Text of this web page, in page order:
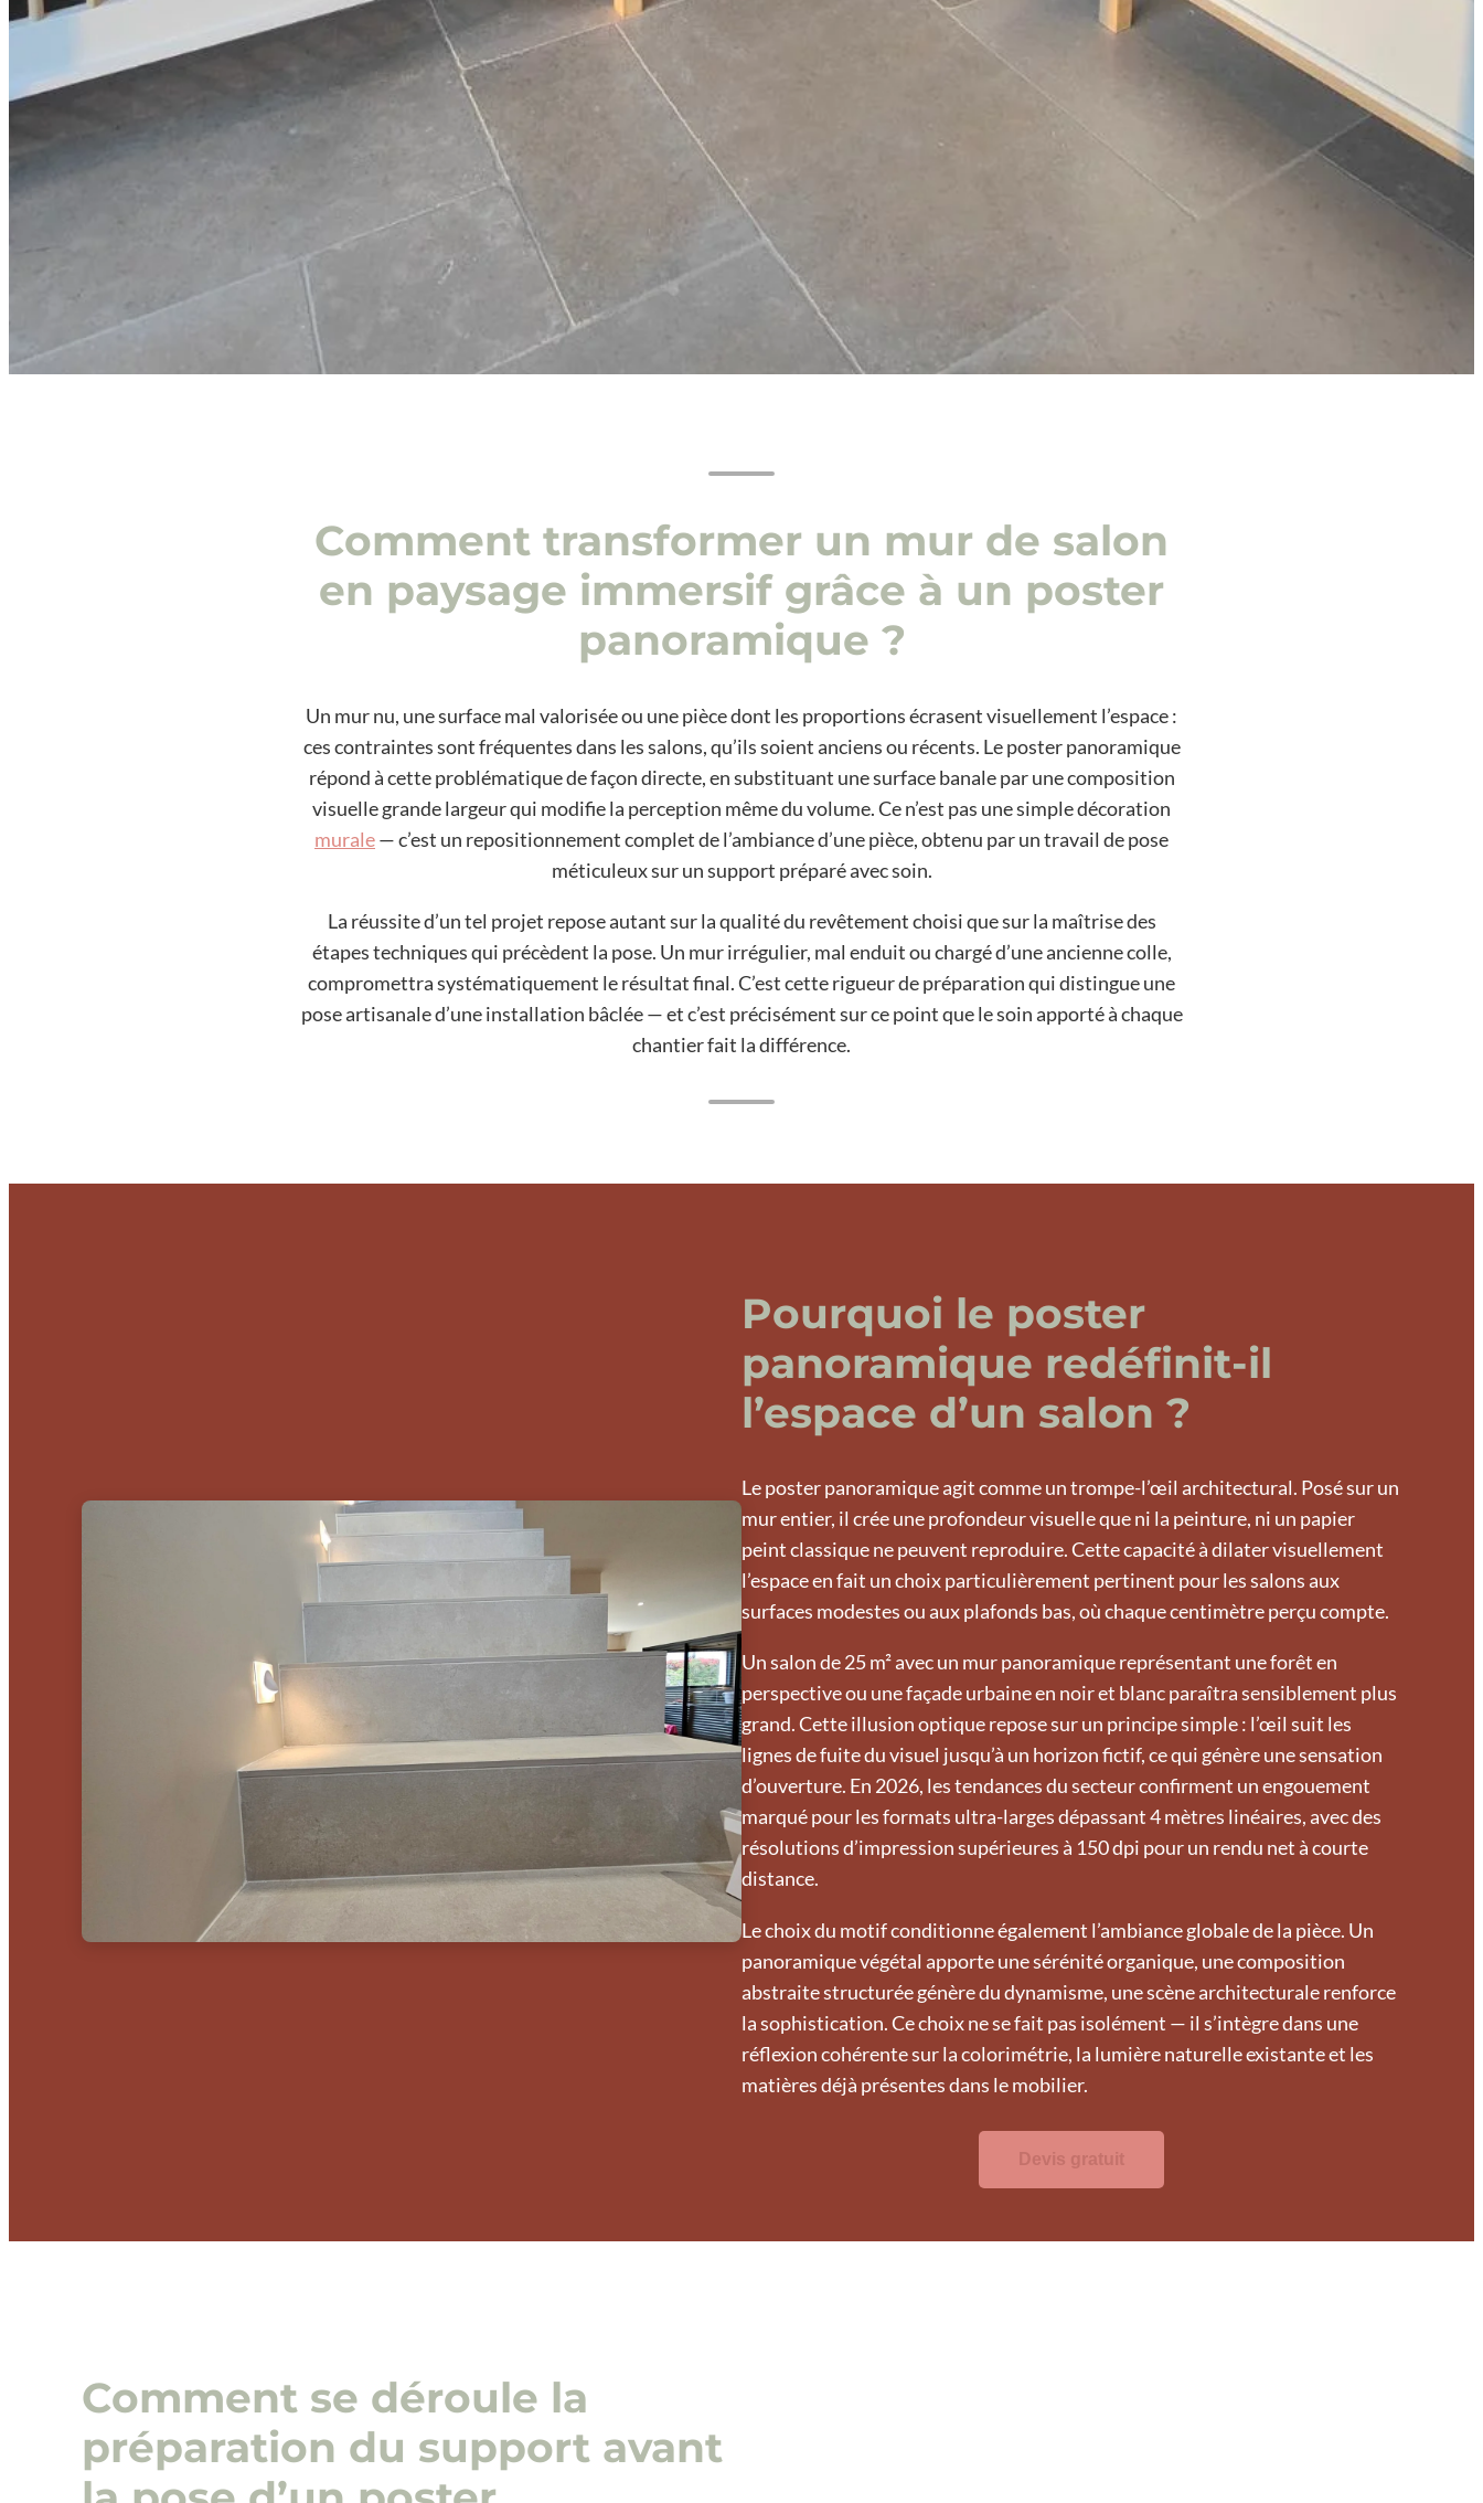
Comment transformer un mur de salon
en paysage immersif grâce à un poster
panoramique ?
Un mur nu, une surface mal valorisée ou une pièce dont les proportions écrasent visuellement l’espace :
ces contraintes sont fréquentes dans les salons, qu’ils soient anciens ou récents. Le poster panoramique
répond à cette problématique de façon directe, en substituant une surface banale par une composition
visuelle grande largeur qui modifie la perception même du volume. Ce n’est pas une simple décoration
murale— c’est un repositionnement complet de l’ambiance d’une pièce, obtenu par un travail de pose
méticuleux sur un support préparé avec soin.
La réussite d’un tel projet repose autant sur la qualité du revêtement choisi que sur la maîtrise des
étapes techniques qui précèdent la pose. Un mur irrégulier, mal enduit ou chargé d’une ancienne colle,
compromettra systématiquement le résultat final. C’est cette rigueur de préparation qui distingue une
pose artisanale d’une installation bâclée — et c’est précisément sur ce point que le soin apporté à chaque
chantier fait la différence.
Pourquoi le poster
panoramique redéfinit-il
l’espace d’un salon ?
Le poster panoramique agit comme un trompe-l’œil architectural. Posé sur un
mur entier, il crée une profondeur visuelle que ni la peinture, ni un papier
peint classique ne peuvent reproduire. Cette capacité à dilater visuellement
l’espace en fait un choix particulièrement pertinent pour les salons aux
surfaces modestes ou aux plafonds bas, où chaque centimètre perçu compte.
Un salon de 25 m² avec un mur panoramique représentant une forêt en
perspective ou une façade urbaine en noir et blanc paraîtra sensiblement plus
grand. Cette illusion optique repose sur un principe simple : l’œil suit les
lignes de fuite du visuel jusqu’à un horizon fictif, ce qui génère une sensation
d’ouverture. En 2026, les tendances du secteur confirment un engouement
marqué pour les formats ultra-larges dépassant 4 mètres linéaires, avec des
résolutions d’impression supérieures à 150 dpi pour un rendu net à courte
distance.
Le choix du motif conditionne également l’ambiance globale de la pièce. Un
panoramique végétal apporte une sérénité organique, une composition
abstraite structurée génère du dynamisme, une scène architecturale renforce
la sophistication. Ce choix ne se fait pas isolément — il s’intègre dans une
réflexion cohérente sur la colorimétrie, la lumière naturelle existante et les
matières déjà présentes dans le mobilier.
Devis gratuit
Comment se déroule la
préparation du support avant